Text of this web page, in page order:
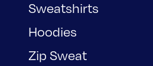
Sweatshirts
Hoodies
Zip Sweat